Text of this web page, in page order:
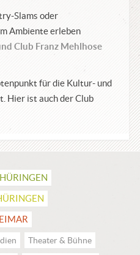
Slams oder
Ambiente erleben
Club Franz Mehlhose
für die Kultur- und
Hier ist auch der Club
Theater & Bühne